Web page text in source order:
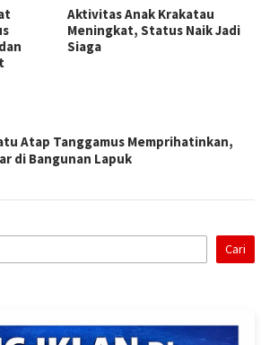
Aktivitas Anak Krakatau
Meningkat, Status Naik Jadi
Siaga
Atap Tanggamus Memprihatinkan,
di Bangunan Lapuk
Cari